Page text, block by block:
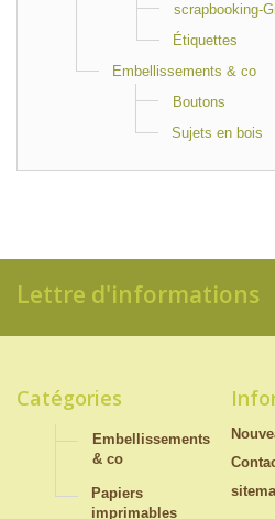
scrapbooking-
Étiquettes
Embellissements & co
Boutons
Sujets en bois
Lettre d'informations
Catégories
Embellissements
& co
Papiers
imprimables